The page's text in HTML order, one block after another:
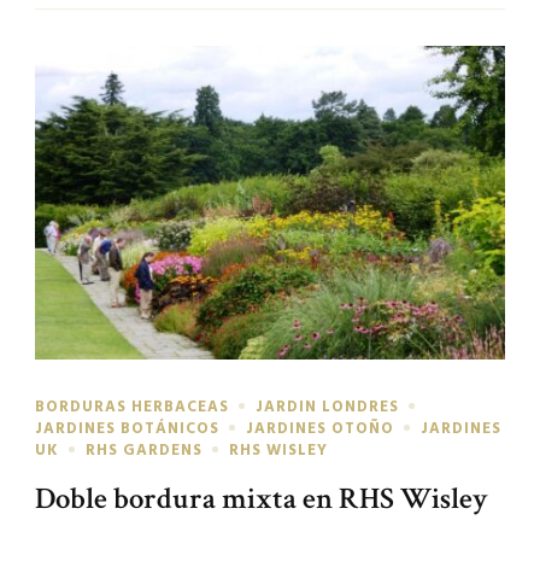
BORDURAS HERBACEAS
JARDIN LONDRES
JARDINES BOTÁNICOS
JARDINES OTOÑO
JARDINES
UK
RHS GARDENS RHS WISLEY
Doble bordura mixta en RHS Wisley